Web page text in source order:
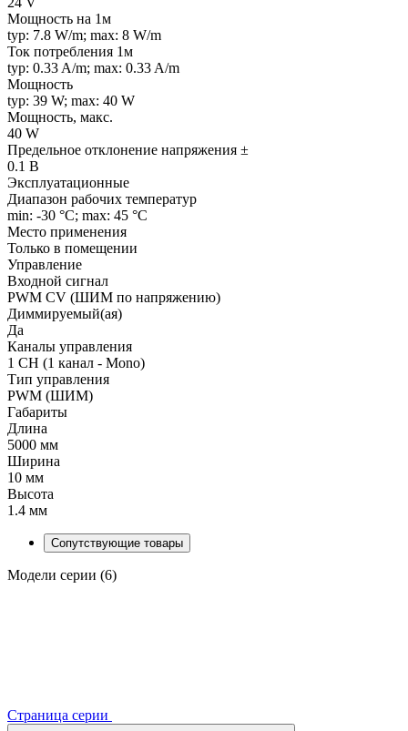
Мощность на 1м
typ: 7.8 W/m; max: 8 W/m
Ток потребления 1м
typ: 0.33 A/m; max: 0.33 A/m
Мощность
typ: 39 W; max: 40 W
Мощность, макс.
40 W
Предельное отклонение напряжения ±
0.1 В
Эксплуатационные
Диапазон рабочих температур
min: -30 °C; max: 45 °C
Место применения
Только в помещении
Управление
Входной сигнал
PWM СV (ШИМ по напряжению)
Диммируемый(ая)
Да
Каналы управления
1 CH (1 канал - Mono)
Тип управления
PWM (ШИМ)
Габариты
Длина
5000 мм
Ширина
10 мм
Высота
1.4 мм
Сопутствующие товары
Модели серии (6)
Страница серии